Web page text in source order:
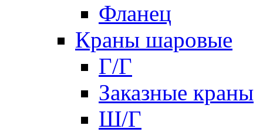
Фланец
Краны шаровые
Г/Г
Заказные краны
Ш/Г